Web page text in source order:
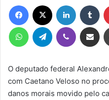
mail
Facebook Linkedin
WhatsAppTelegram Viber Compartilhar
O deputado federal
com Caetano Veloso no
danos morais movido pelo